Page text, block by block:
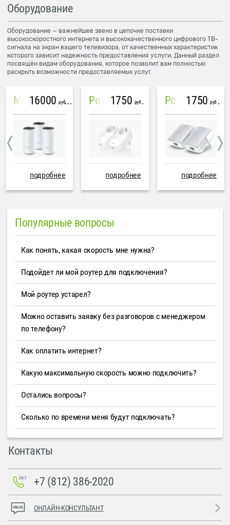
Оборудование
Оборудование — важнейшее звено в цепочке поставки
высокоскоростного интернета и высококачественного цифрового ТВ-
сигнала на экран вашего телевизора, от качественных характеристик
которого зависит надежность предоставления услуги. Данный раздел
посвящён видам оборудования, которое позволит вам полностью
раскрыть возможности предоставляемых услуг.
Mesh система TP-Link Deco M4 (3 устройства)
16000 руб
подробнее
PowerLine Tenda PH6
1750 руб
подробнее
PowerLine TP-Link AV600
1750 руб
подробнее
Популярные вопросы
Как понять, какая скорость мне нужна?
Подойдет ли мой роутер для подключения?
Мой роутер устарел?
Можно оставить заявку без разговоров с менеджером
по телефону?
Как оплатить интернет?
Какую максимальную скорость можно подключить?
Остались вопросы?
Сколько по времени меня будут подключать?
Контакты
+7 (812) 386-2020
ОНЛАЙН-КОНСУЛЬТАНТ